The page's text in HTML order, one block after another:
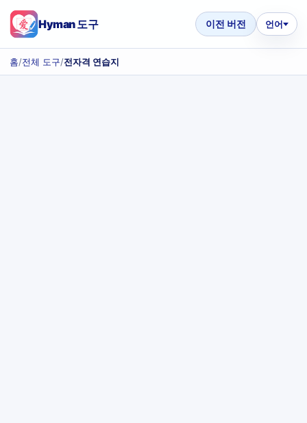
Hyman 도구 이전 버전 언어
홈/전체 도구/전자격 연습지